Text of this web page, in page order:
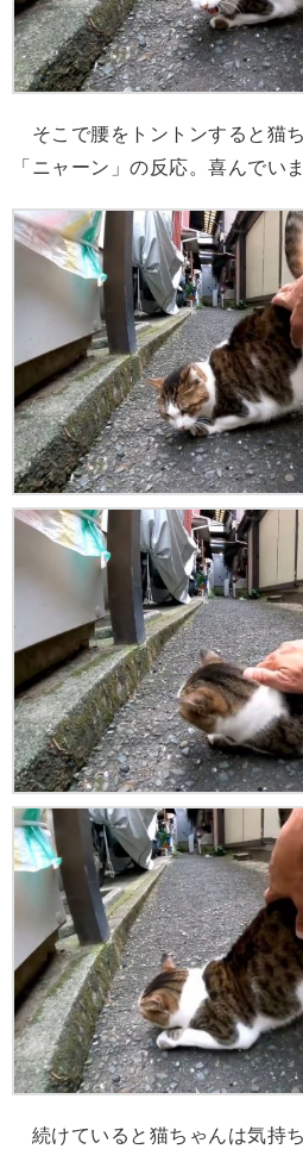
そこで腰をトントンすると猫
「ニャーン」の反応。喜んでいま
続けていると猫ちゃんは気持